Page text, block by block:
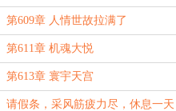
第609章 人情世故拉满了
第611章 机魂大悦
第613章 寰宇天宫
请假条，采风筋疲力尽，休息一天